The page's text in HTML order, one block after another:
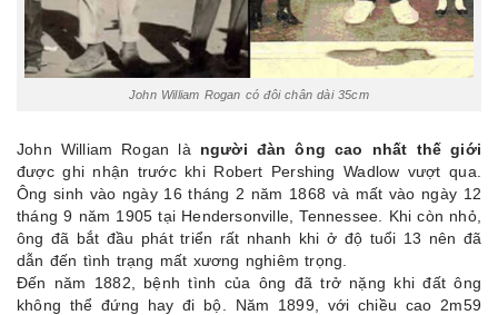
John William Rogan có đôi chân dài 35cm
John William Rogan là người đàn ông cao nhất thế giới
được ghi nhận trước khi Robert Pershing Wadlow vượt qua.
Ông sinh vào ngày 16 tháng 2 năm 1868 và mất vào ngày 12
tháng 9 năm 1905 tại Hendersonville, Tennessee. Khi còn nhỏ,
ông đã bắt đầu phát triển rất nhanh khi ở độ tuổi 13 nên đã
dẫn đến tình trạng mất xương nghiêm trọng.
Đến năm 1882, bệnh tình của ông đã trở nặng khi đất ông
không thể đứng hay đi bộ. Năm 1899, với chiều cao 2m59